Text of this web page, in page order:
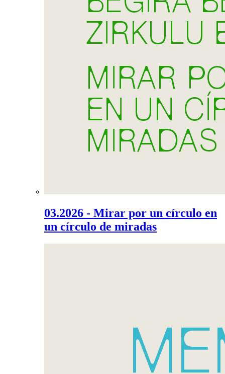
03.2026 - Mirar por un círculo en
un círculo de miradas